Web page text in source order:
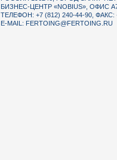
БИЗНЕС-ЦЕНТР «NOBIUS», ОФИС
ТЕЛЕФОН: +7 (812) 240-44-90, ФАКС:
E-MAIL: FERTOING@FERTOING.RU